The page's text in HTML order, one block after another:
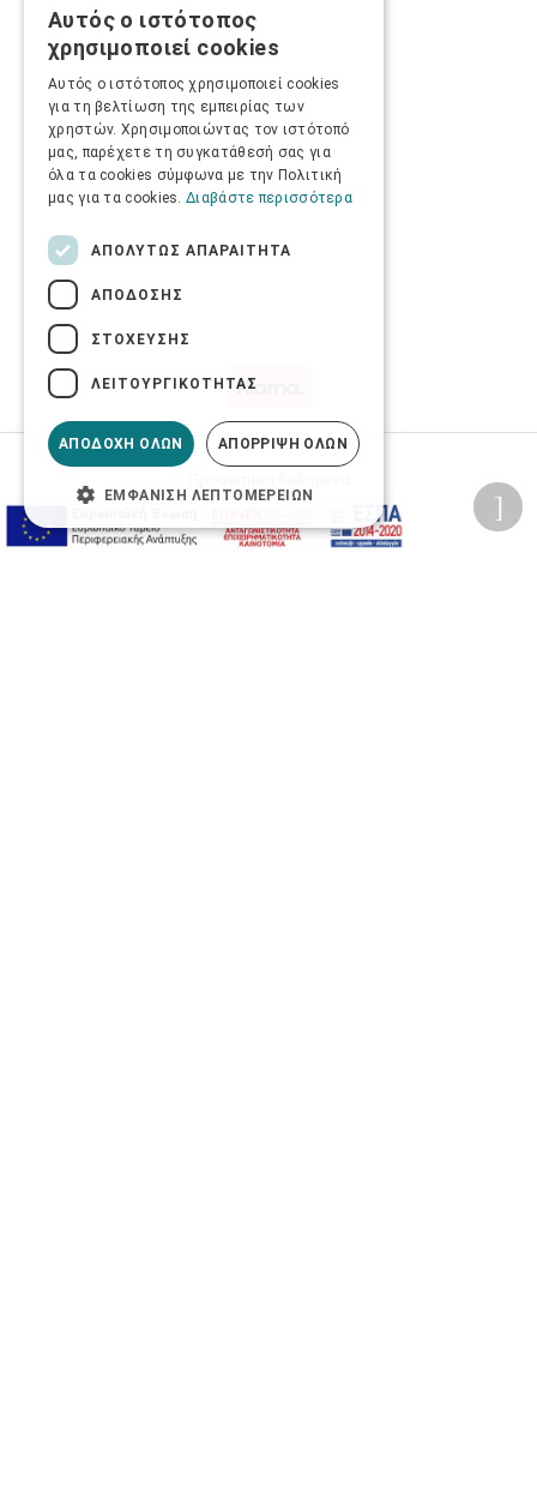
Ασφάλεια συναλλαγών
Αυτός ο ιστότοπος
χρησιμοποιεί cookies
Αυτός ο ιστότοπος χρησιμοποιεί cookies
για τη βελτίωση της εμπειρίας των
χρηστών. Χρησιμοποιώντας τον ιστότοπό
μας, παρέχετε τη συγκατάθεσή σας για
όλα τα cookies σύμφωνα με την Πολιτική
μας για τα cookies. Διαβάστε περισσότερα
ΑΠΟΛΎΤΩΣ ΑΠΑΡΑΊΤΗΤΑ
ΑΠΌΔΟΣΗΣ
ΣΤΌΧΕΥΣΗΣ
ΛΕΙΤΟΥΡΓΙΚΌΤΗΤΑΣ
ΑΠΟΔΟΧΉ ΌΛΩΝ ΑΠΌΡΡΙΨΗ ΌΛΩΝ
ΕΜΦΆΝΙΣΗ ΛΕΠΤΟΜΕΡΕΙΏΝ